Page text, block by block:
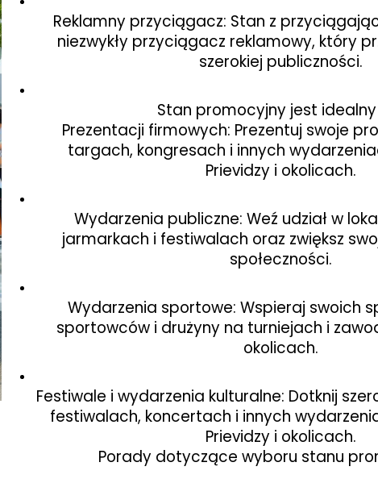
Reklamny przyciągacz: Stan z
niezwykły przyciągacz reklamowy, który
szerokiej publiczności.
Stan promocyjny jest
Prezentacji firmowych: Prezentuj swoje
targach, kongresach i innych
Prievidzy i okolicach.
Wydarzenia publiczne: Weź udział w
jarmarkach i festiwalach oraz zwiększ
społeczności.
Wydarzenia sportowe: Wspieraj swoich
sportowców i drużyny na turniejach i
okolicach.
Festiwale i wydarzenia kulturalne: Dotknij
festiwalach, koncertach i innych
Prievidzy i okolicach.
Porady dotyczące wyboru stanu